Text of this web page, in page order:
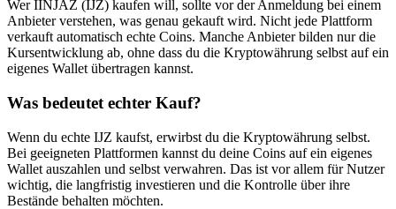
Wer IINJAZ (IJZ) kaufen will, sollte vor der Anmeldung bei einem
Anbieter verstehen, was genau gekauft wird. Nicht jede Plattform
verkauft automatisch echte Coins. Manche Anbieter bilden nur die
Kursentwicklung ab, ohne dass du die Kryptowährung selbst auf ein
eigenes Wallet übertragen kannst.
Was bedeutet echter Kauf?
Wenn du echte IJZ kaufst, erwirbst du die Kryptowährung selbst.
Bei geeigneten Plattformen kannst du deine Coins auf ein eigenes
Wallet auszahlen und selbst verwahren. Das ist vor allem für Nutzer
wichtig, die langfristig investieren und die Kontrolle über ihre
Bestände behalten möchten.